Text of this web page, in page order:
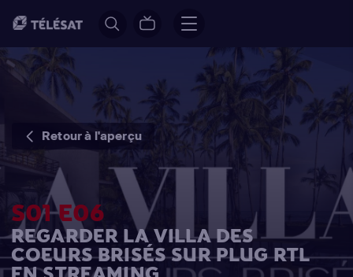
Retour à l'aperçu
S01 E06
REGARDER LA VILLA DES
COEURS BRISÉS SUR PLUG RTL